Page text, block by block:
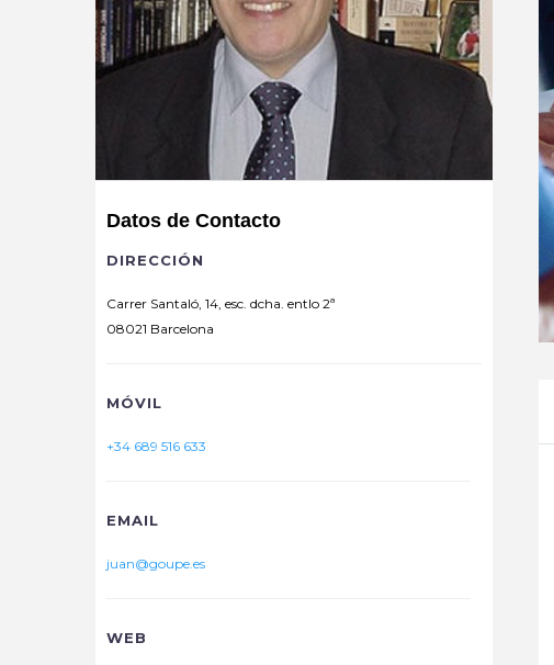
Datos de Contacto
DIRECCIÓN
Carrer Santaló, 14, esc. dcha. entlo 2ª
08021 Barcelona
MÓVIL
+34 689 516 633
EMAIL
juan@goupe.es
WEB